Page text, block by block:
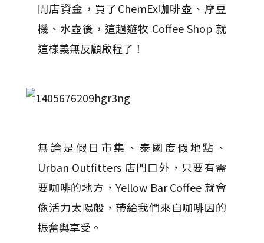
開店資金，買了ChemEx咖啡壺、摩豆
機、水壺後，這趟遊牧 Coffee Shop 就
這樣義無反顧啟程了！
無論是假日市集、泰國度假地點、
Urban Outfitters 店門口外，只要有需
要咖啡的地方，Yellow Bar Coffee 就會
像活力太陽般，帶給我們來自咖啡因的
振奮與享受。